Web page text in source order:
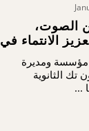
الصوت،
الانتماء في
المستقلة
مؤسسة ومديرة
الثانوية
...